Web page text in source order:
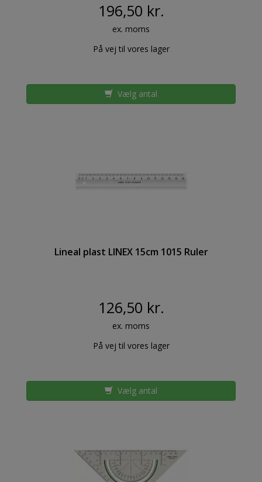
196,50 kr.
ex. moms
På vej til vores lager
Vælg antal
Lineal plast LINEX 15cm 1015 Ruler
126,50 kr.
ex. moms
På vej til vores lager
Vælg antal